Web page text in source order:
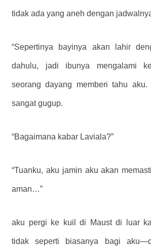
tidak ada yang aneh dengan
“Sepertinya bayinya akan lahir
dahulu, jadi ibunya mengalami
seorang dayang memberi tahu aku.
sangat gugup.
“Bagaimana kabar Laviala?”
“Tuanku, aku jamin aku akan
aman…”
aku pergi ke kuil di Maust di luar
tidak seperti biasanya bagi